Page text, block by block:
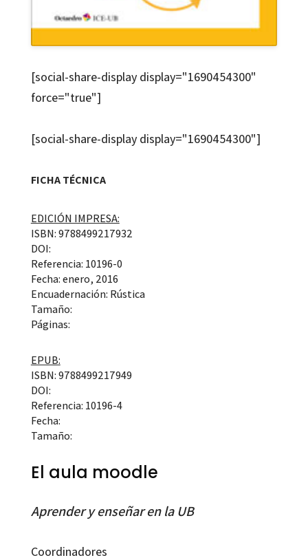
[social-share-display display="1690454300"
force="true"]
[social-share-display display="1690454300"]
FICHA TÉCNICA
EDICIÓN IMPRESA:
ISBN: 9788499217932
DOI:
Referencia: 10196-0
Fecha: enero, 2016
Encuadernación: Rústica
Tamaño:
Páginas:
EPUB:
ISBN: 9788499217949
DOI:
Referencia: 10196-4
Fecha:
Tamaño:
El aula moodle
Aprender y enseñar en la UB
Coordinadores